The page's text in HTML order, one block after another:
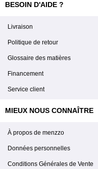
BESOIN D'AIDE ?
Livraison
Politique de retour
Glossaire des matières
Financement
Service client
MIEUX NOUS CONNAÎTRE
À propos de menzzo
Données personnelles
Conditions Générales de Vente